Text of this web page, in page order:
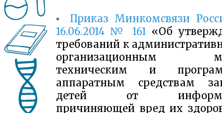
▪ Приказ Минкомсвязи
16.06.2014 № 161 «Об
требований к
организационным
техническим и
аппаратным средствам
детей от
причиняющей вред их